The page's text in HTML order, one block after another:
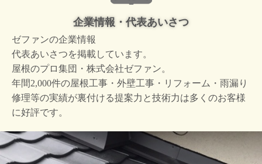
企業情報・代表あいさつ
ゼファンの企業情報
代表あいさつを掲載しています。
屋根のプロ集団・株式会社ゼファン。
年間2,000件の屋根工事・外壁工事・リフォーム・雨漏り
修理等の実績が裏付ける提案力と技術力は多くのお客様
に好評です。